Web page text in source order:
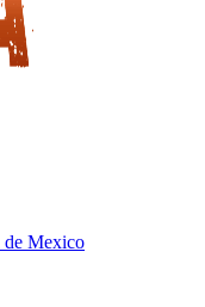
de Mexico